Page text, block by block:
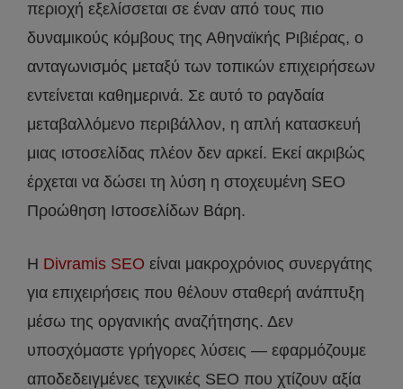
περιοχή εξελίσσεται σε έναν από τους πιο
δυναμικούς κόμβους της Αθηναϊκής Ριβιέρας, ο
ανταγωνισμός μεταξύ των τοπικών επιχειρήσεων
εντείνεται καθημερινά. Σε αυτό το ραγδαία
μεταβαλλόμενο περιβάλλον, η απλή κατασκευή
μιας ιστοσελίδας πλέον δεν αρκεί. Εκεί ακριβώς
έρχεται να δώσει τη λύση η στοχευμένη SEO
Προώθηση Ιστοσελίδων Βάρη.
Η Divramis SEO είναι μακροχρόνιος συνεργάτης
για επιχειρήσεις που θέλουν σταθερή ανάπτυξη
μέσω της οργανικής αναζήτησης. Δεν
υποσχόμαστε γρήγορες λύσεις — εφαρμόζουμε
αποδεδειγμένες τεχνικές SEO που χτίζουν αξία